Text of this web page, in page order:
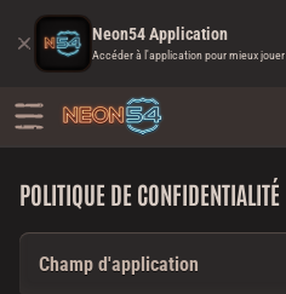
Neon54 Application
Accéder à l'application pour mieux jouer
POLITIQUE DE CONFIDENTIALITÉ
Champ d'application